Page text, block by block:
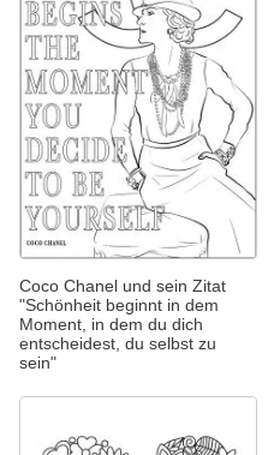
Coco Chanel und sein Zitat
"Schönheit beginnt in dem
Moment, in dem du dich
entscheidest, du selbst zu
sein"